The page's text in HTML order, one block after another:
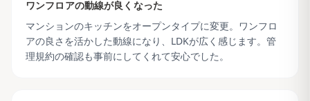
ワンフロアの動線が良くなった
マンションのキッチンをオープンタイプに変更。ワンフロ
アの良さを活かした動線になり、LDKが広く感じます。管
理規約の確認も事前にしてくれて安心でした。